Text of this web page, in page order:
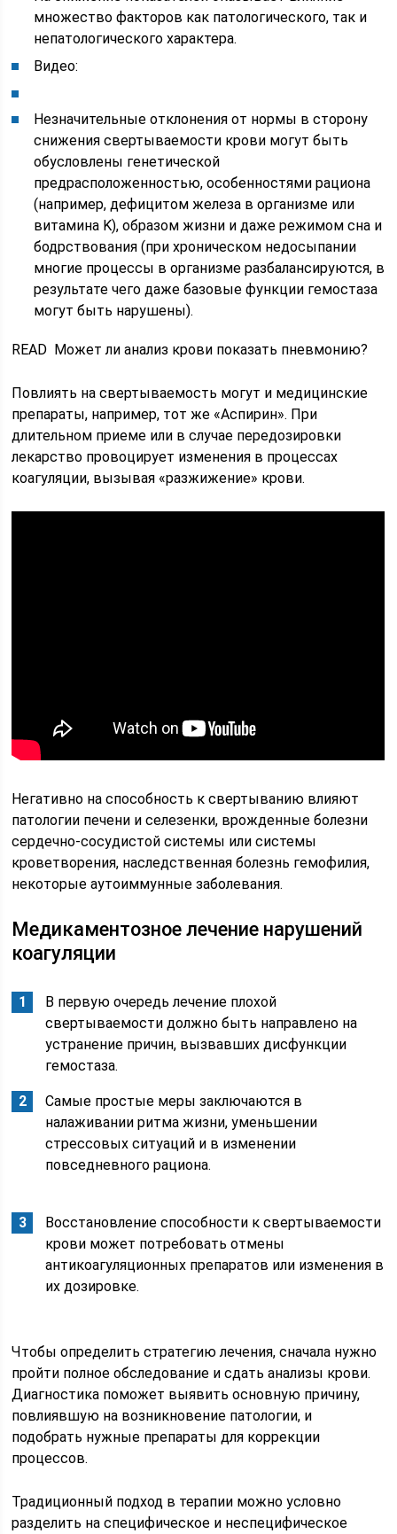
множество факторов как патологического, так и
непатологического характера.
Видео:
Незначительные отклонения от нормы в сторону
снижения свертываемости крови могут быть
обусловлены генетической
предрасположенностью, особенностями рациона
(например, дефицитом железа в организме или
витамина K), образом жизни и даже режимом сна и
бодрствования (при хроническом недосыпании
многие процессы в организме разбалансируются, в
результате чего даже базовые функции гемостаза
могут быть нарушены).
READ Может ли анализ крови показать пневмонию?
Повлиять на свертываемость могут и медицинские
препараты, например, тот же «Аспирин». При
длительном приеме или в случае передозировки
лекарство провоцирует изменения в процессах
коагуляции, вызывая «разжижение» крови.
Негативно на способность к свертыванию влияют
патологии печени и селезенки, врожденные болезни
сердечно-сосудистой системы или системы
кроветворения, наследственная болезнь гемофилия,
некоторые аутоиммунные заболевания.
Медикаментозное лечение нарушений
коагуляции
В первую очередь лечение плохой
свертываемости должно быть направлено на
устранение причин, вызвавших дисфункции
гемостаза.
Самые простые меры заключаются в
налаживании ритма жизни, уменьшении
стрессовых ситуаций и в изменении
повседневного рациона.
Восстановление способности к свертываемости
крови может потребовать отмены
антикоагуляционных препаратов или изменения в
их дозировке.
Чтобы определить стратегию лечения, сначала нужно
пройти полное обследование и сдать анализы крови.
Диагностика поможет выявить основную причину,
повлиявшую на возникновение патологии, и
подобрать нужные препараты для коррекции
процессов.
Традиционный подход в терапии можно условно
разделить на специфическое и неспецифическое